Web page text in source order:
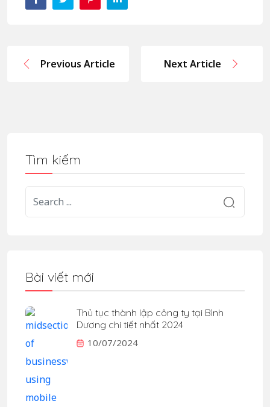
Previous Article Next Article
Tìm kiếm
Bài viết mới
Thủ tục thành lập công ty tại Bình
Dương chi tiết nhất 2024
10/07/2024